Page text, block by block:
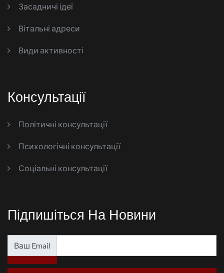
Засадничі ідеї
Вітальні адреси
Види активності
Консультації
Політичні консультації
Психологічні консультації
Соціальні консультації
Підпишіться На Новини
Ваш Email